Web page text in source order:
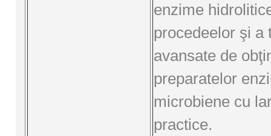
enzime
procedeelor şi a
avansate de
preparatelor
microbiene cu
practice.